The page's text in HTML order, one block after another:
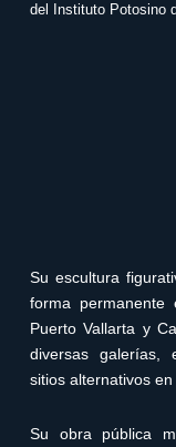
del Instituto Potosino
Su escultura
forma permanente
Puerto Vallarta y
diversas galerías,
sitios alternativos
Su obra pública